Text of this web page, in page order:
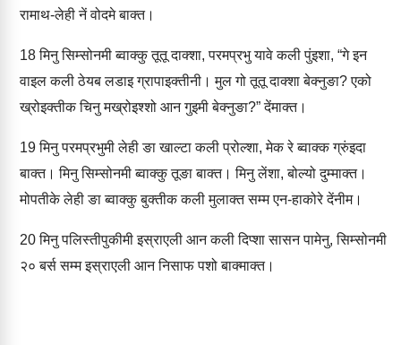
रामाथ-लेही नें वोदमे बाक्‍त।
18मिनु सिम्‍सोनमी ब्‍वाक्‍कु तूतू दाक्‍शा, परमप्रभु यावे कली पुंइशा, “गे इन
वाइल कली ठेयब लडाइ ग्रापाइक्‍तीनी। मुल गो तूतू दाक्‍शा बेक्‍नुङा? एको
ख्रोइक्‍तीक चिनु मख्रोइश्‍शो आन गुइमी बेक्‍नुङा?” देंमाक्‍त।
19मिनु परमप्रभुमी लेही ङा खाल्‍टा कली प्रोल्‍शा, मेक रे ब्‍वाक्‍क ग्रुंइदा
बाक्‍त। मिनु सिम्‍सोनमी ब्‍वाक्‍कु तूङा बाक्‍त। मिनु लें‍शा, बोल्‍यो दुम्‍माक्‍‍त।
मोपतीके लेही ङा ब्‍वाक्‍कु बुक्‍तीक कली मुलाक्‍त सम्‍म एन-हाकोरे देंनीम।
20मिनु पलिस्‍तीपुकीमी इस्राएली आन कली दिप्‍शा सासन पामेनु, सिम्‍सोनमी
२० बर्स सम्‍म इस्राएली आन निसाफ पशो बाक्‍माक्‍त।